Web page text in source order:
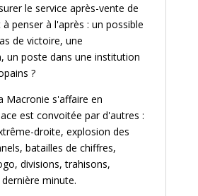
le service après-vente de
penser à l'après : un possible
de victoire, une
un poste dans une institution
?
Macronie s'affaire en
est convoitée par d'autres :
droite, explosion des
batailles de chiffres,
divisions, trahisons,
minute.